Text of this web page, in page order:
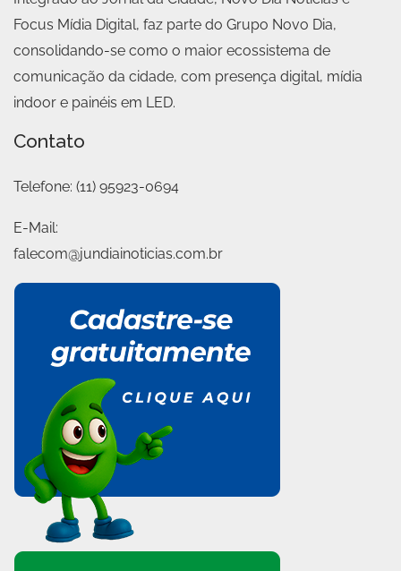
Focus Mídia Digital, faz parte do Grupo Novo Dia,
consolidando-se como o maior ecossistema de
comunicação da cidade, com presença digital, mídia
indoor e painéis em LED.
Contato
Telefone: (11) 95923-0694
E-Mail:
falecom@jundiainoticias.com.br